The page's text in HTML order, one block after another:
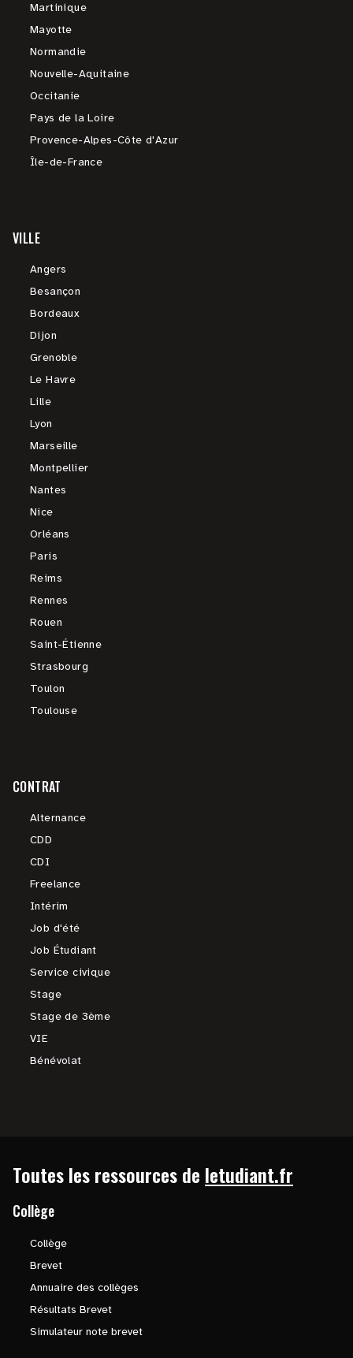
Martinique
Mayotte
Normandie
Nouvelle-Aquitaine
Occitanie
Pays de la Loire
Provence-Alpes-Côte d'Azur
Île-de-France
VILLE
Angers
Besançon
Bordeaux
Dijon
Grenoble
Le Havre
Lille
Lyon
Marseille
Montpellier
Nantes
Nice
Orléans
Paris
Reims
Rennes
Rouen
Saint-Étienne
Strasbourg
Toulon
Toulouse
CONTRAT
Alternance
CDD
CDI
Freelance
Intérim
Job d'été
Job Étudiant
Service civique
Stage
Stage de 3ème
VIE
Bénévolat
Toutes les ressources de letudiant.fr
Collège
Collège
Brevet
Annuaire des collèges
Résultats Brevet
Simulateur note brevet